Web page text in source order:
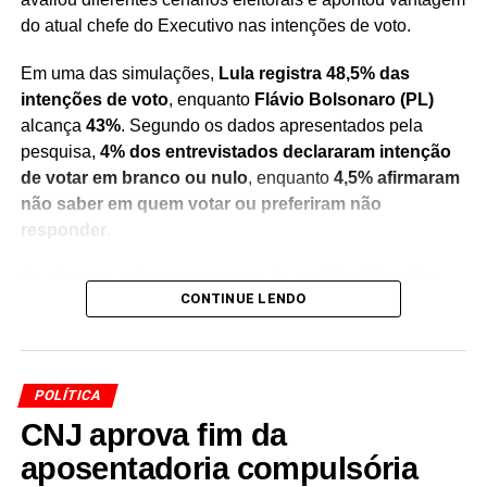
do atual chefe do Executivo nas intenções de voto.
Em uma das simulações, Lula registra 48,5% das
intenções de voto, enquanto Flávio Bolsonaro (PL)
alcança 43%. Segundo os dados apresentados pela
pesquisa, 4% dos entrevistados declararam intenção
de votar em branco ou nulo, enquanto 4,5% afirmaram
não saber em quem votar ou preferiram não
Os números refletem um recorte do cenário eleitoral no
momento da realização do levantamento e servem como
Pesquisas de intenção de voto não representam
resultado definitivo das eleições
para acompanhar a evolução do cenário político e das
tendências entre os eleitores.
A divulgação do levantamento ocorre em meio às
CONTINUE LENDO
POLÍTICA
CNJ aprova fim da
aposentadoria compulsória